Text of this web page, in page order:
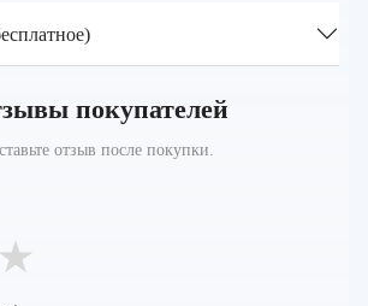
покупателей
отзыв после покупки.
★